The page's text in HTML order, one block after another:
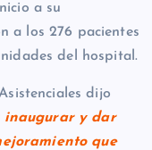
a su
a los 276 pacientes
del hospital.
dijo
inaugurar y dar
que